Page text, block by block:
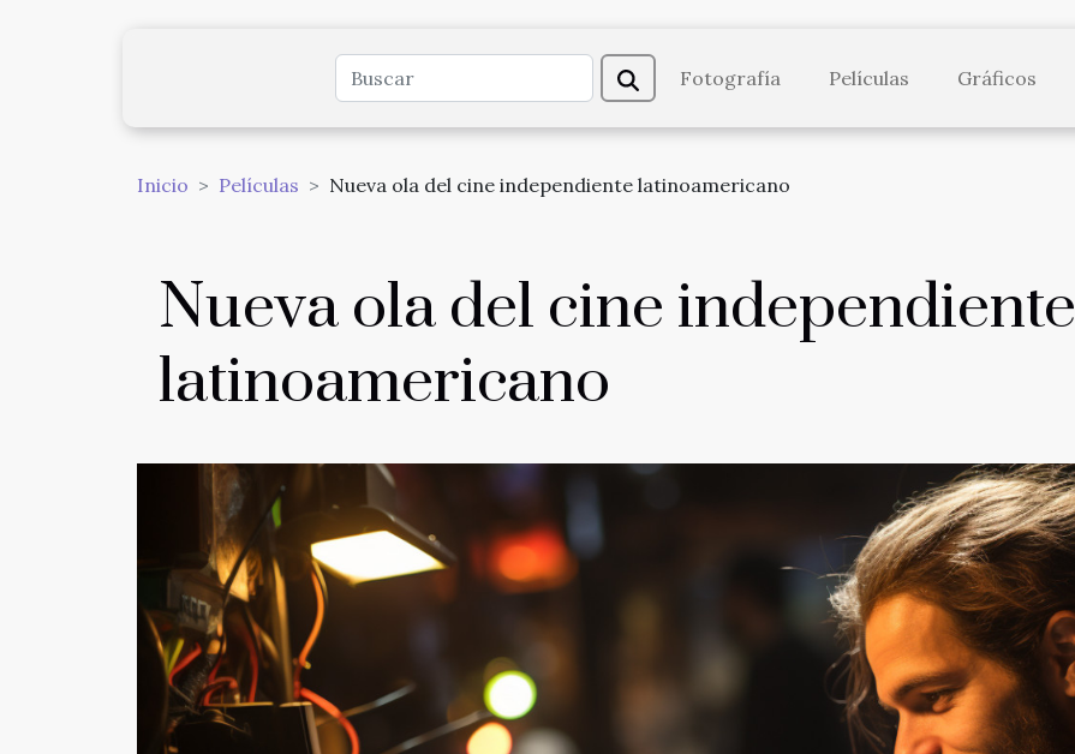
Fotografía Películas Gráficos
Inicio Películas Nueva ola del cine independiente latinoamericano
Nueva ola del cine independiente
latinoamericano